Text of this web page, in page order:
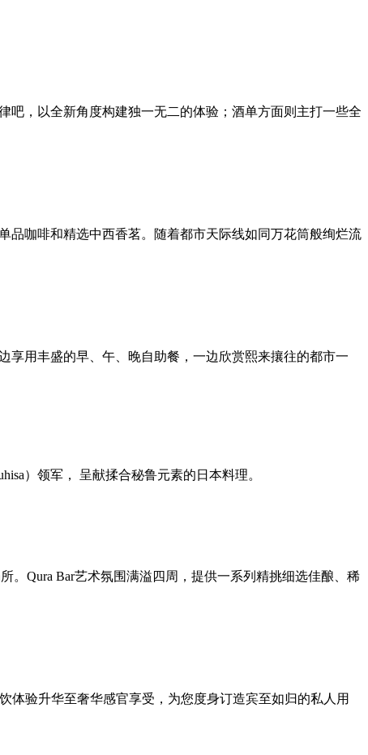
吧，以全新角度构建独一无二的体验；酒单方面则主打一些全
品咖啡和精选中西香茗。随着都市天际线如同万花筒般绚烂流
享用丰盛的早、午、晚自助餐，一边欣赏熙来攘往的都市一
）领军， 呈献揉合秘鲁元素的日本料理。
。Qura Bar艺术氛围满溢四周，提供一系列精挑细选佳酿、稀
体验升华至奢华感官享受，为您度身订造宾至如归的私人用